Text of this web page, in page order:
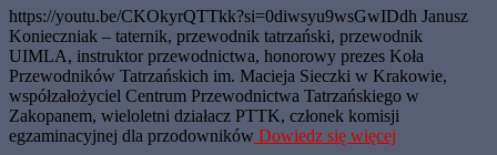
https://youtu.be/CKOkyrQTTkk?si=0diwsyu9wsGwIDdh Janusz
Konieczniak – taternik, przewodnik tatrzański, przewodnik
UIMLA, instruktor przewodnictwa, honorowy prezes Koła
Przewodników Tatrzańskich im. Macieja Sieczki w Krakowie,
współzałożyciel Centrum Przewodnictwa Tatrzańskiego w
Zakopanem, wieloletni działacz PTTK, członek komisji
egzaminacyjnej dla przodowników Dowiedz się więcej